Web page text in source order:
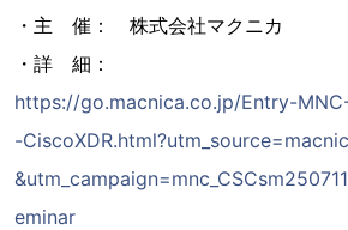
・主 催： 株式会社マクニカ
・詳 細：
https://go.macnica.co.jp/Entry-
-
eminar